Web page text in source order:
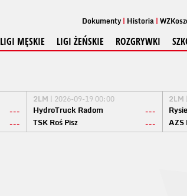
Dokumenty Historia
LIGI MĘSKIE LIGI ŻEŃSKIE ROZGRYWKI
---
---
2LM | 2026-09-19 00:00
HydroTruck Radom
---
TSK Roś Pisz
---
2LM
AZS